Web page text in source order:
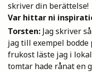
skriver din berättelse!
Var hittar ni
Torsten: Jag skriver
jag till exempel
frukost läste jag i
tomtar hade rånat en